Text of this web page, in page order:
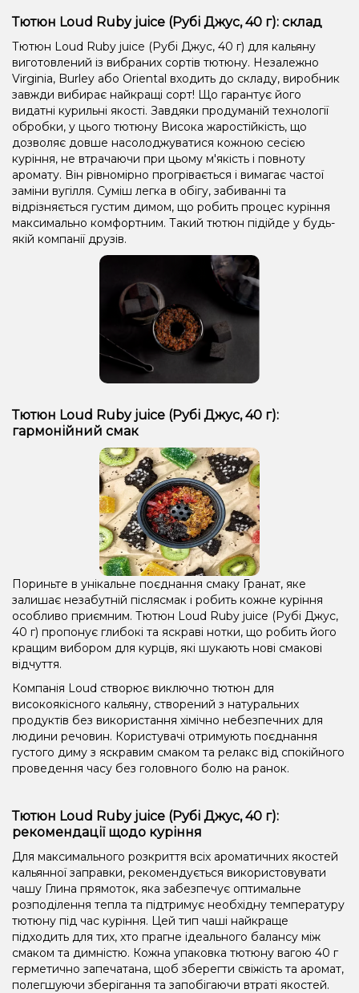
Тютюн Loud Ruby juice (Рубі Джус, 40 г): склад
Тютюн Loud Ruby juice (Рубі Джус, 40 г) для кальяну
виготовлений із вибраних сортів тютюну. Незалежно
Virginia, Burley або Oriental входить до складу, виробник
завжди вибирає найкращі сорт! Що гарантує його
видатні курильні якості. Завдяки продуманій технології
обробки, у цього тютюну Висока жаростійкість, що
дозволяє довше насолоджуватися кожною сесією
куріння, не втрачаючи при цьому м'якість і повноту
аромату. Він рівномірно прогрівається і вимагає частої
заміни вугілля. Суміш легка в обігу, забиванні та
відрізняється густим димом, що робить процес куріння
максимально комфортним. Такий тютюн підійде у будь-
якій компанії друзів.
Тютюн Loud Ruby juice (Рубі Джус, 40 г):
гармонійний смак
Пориньте в унікальне поєднання смаку Гранат, яке
залишає незабутній післясмак і робить кожне куріння
особливо приємним. Тютюн Loud Ruby juice (Рубі Джус,
40 г) пропонує глибокі та яскраві нотки, що робить його
кращим вибором для курців, які шукають нові смакові
відчуття.
Компанія Loud створює виключно тютюн для
високоякісного кальяну, створений з натуральних
продуктів без використання хімічно небезпечних для
людини речовин. Користувачі отримують поєднання
густого диму з яскравим смаком та релакс від спокійного
проведення часу без головного болю на ранок.
Тютюн Loud Ruby juice (Рубі Джус, 40 г):
рекомендації щодо куріння
Для максимального розкриття всіх ароматичних якостей
кальянної заправки, рекомендується використовувати
чашу Глина прямоток, яка забезпечує оптимальне
розподілення тепла та підтримує необхідну температуру
тютюну під час куріння. Цей тип чаші найкраще
підходить для тих, хто прагне ідеального балансу між
смаком та димністю. Кожна упаковка тютюну вагою 40 г
герметично запечатана, щоб зберегти свіжість та аромат,
полегшуючи зберігання та запобігаючи втраті якостей.